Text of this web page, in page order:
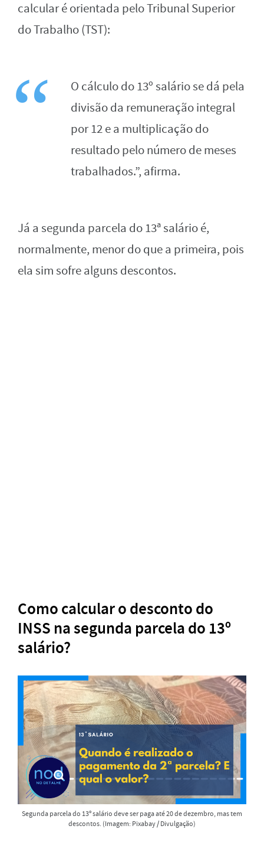
calcular é orientada pelo Tribunal Superior
do Trabalho (TST):
O cálculo do 13º salário se dá pela
divisão da remuneração integral
por 12 e a multiplicação do
resultado pelo número de meses
trabalhados.”, afirma.
Já a segunda parcela do 13ª salário é,
normalmente, menor do que a primeira, pois
ela sim sofre alguns descontos.
Como calcular o desconto do
INSS na segunda parcela do 13º
salário?
Segunda parcela do 13º salário deve ser paga até 20 de dezembro, mas tem
descontos. (Imagem: Pixabay / Divulgação)